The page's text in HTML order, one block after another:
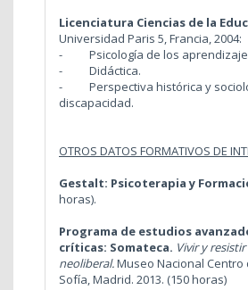
Licenciatura Ciencias de la
Universidad Paris 5, Francia, 2004:
- Psicología de los
- Didáctica.
- Perspectiva histórica y
discapacidad.
OTROS DATOS FORMATIVOS DE
Gestalt: Psicoterapia y
horas).
Programa de estudios
críticas: Somateca. Vivir y
neoliberal.Museo Nacional Centro
Sofía, Madrid. 2013. (150 horas)